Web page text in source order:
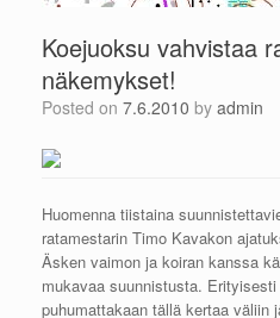
Koejuoksu vahvistaa
näkemykset!
Posted on 7.6.2010 by admin
Huomenna tiistaina
ratamestarin Timo Kavakon
Äsken vaimon ja koiran kanssa
mukavaa suunnistusta.
puhumattakaan tällä kertaa väliin